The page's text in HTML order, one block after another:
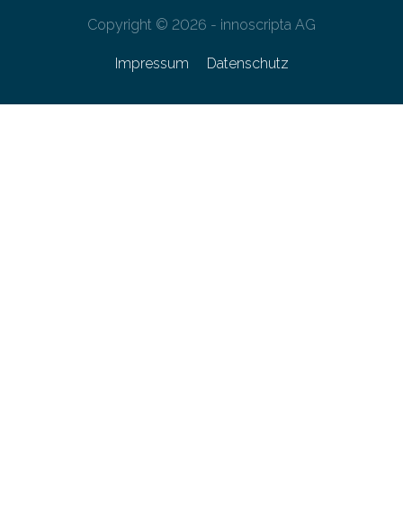
Copyright © 2026 - innoscripta AG
Impressum Datenschutz